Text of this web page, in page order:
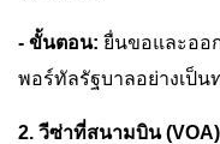
- ขั้นตอน: ยื่นขอและออ
พอร์ทัลรัฐบาลอย่างเป็น
2. วีซ่าที่สนามบิน (VOA)